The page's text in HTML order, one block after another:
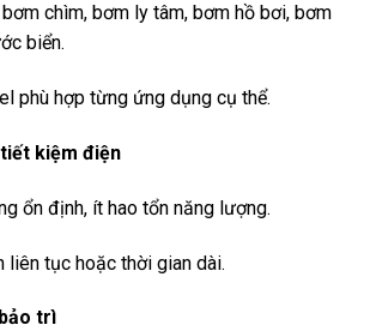
chìm, bơm ly tâm, bơm hồ bơi, bơm
biển.
phù hợp từng ứng dụng cụ thể.
kiệm điện
ổn định, ít hao tổn năng lượng.
liên tục hoặc thời gian dài.
trì